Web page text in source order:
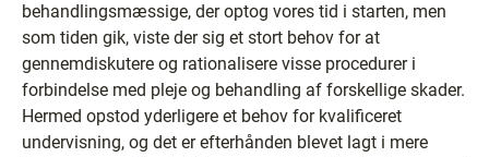
behandlingsmæssige, der optog vores tid i starten, men
som tiden gik, viste der sig et stort behov for at
gennemdiskutere og rationalisere visse procedurer i
forbindelse med pleje og behandling af forskellige skader.
Hermed opstod yderligere et behov for kvalificeret
undervisning, og det er efterhånden blevet lagt i mere